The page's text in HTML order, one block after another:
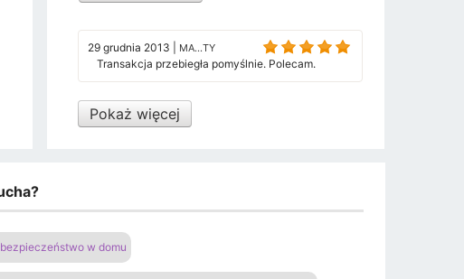
29 grudnia 2013 MA...TY
Transakcja przebiegła pomyślnie. Polecam.
Pokaż więcej
w domu